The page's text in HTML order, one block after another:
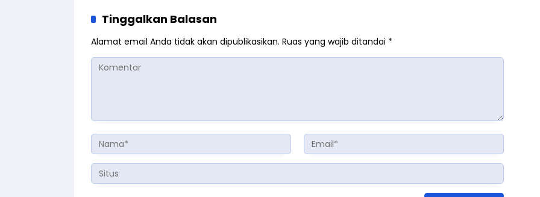
Tinggalkan Balasan
Alamat email Anda tidak akan dipublikasikan. Ruas yang wajib ditandai *